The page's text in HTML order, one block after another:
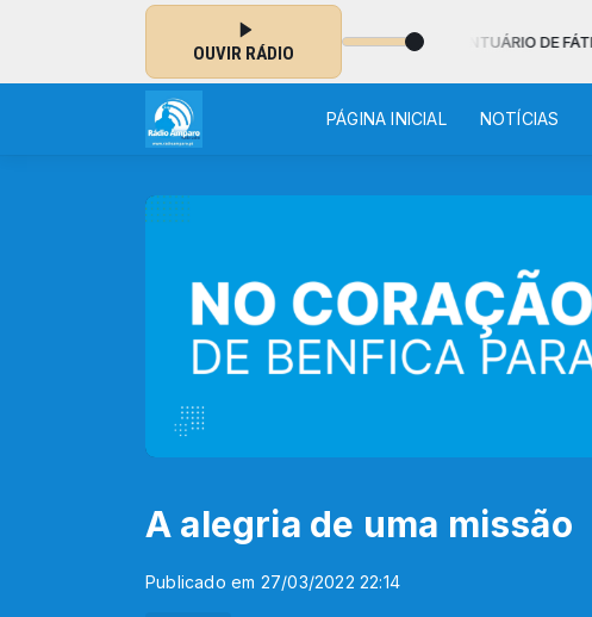
OUVIR RÁDIO
18:30 às 19:00 - NO AR: TERÇO EM DIRETO DO SANTUÁRIO DE FÁTIMA
PÁGINA INICIAL NOTÍCIAS
A alegria de uma missão
Publicado em 27/03/2022 22:14